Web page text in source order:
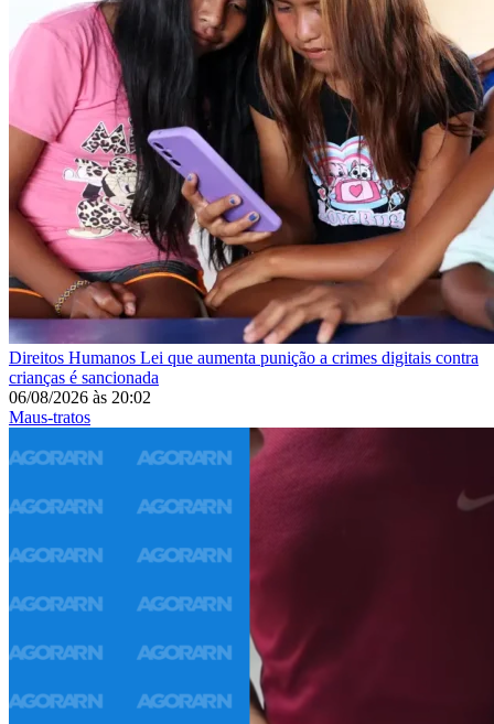
Direitos Humanos Lei que aumenta punição a crimes digitais contra
crianças é sancionada
06/08/2026 às 20:02
Maus-tratos